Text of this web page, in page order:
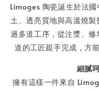
Limoges 陶瓷誕生於法
土、透亮質地與高溫燒
過多道工序，從注漿、
道的工匠親手完成，方
細膩
擁有這樣一件來自